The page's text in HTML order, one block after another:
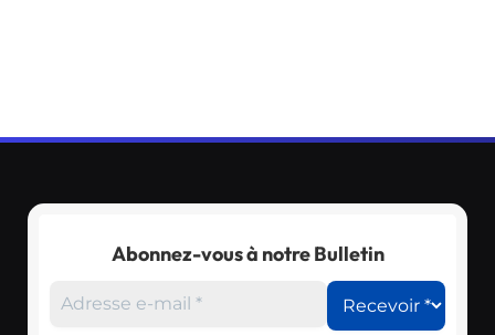
Abonnez-vous à notre Bulletin